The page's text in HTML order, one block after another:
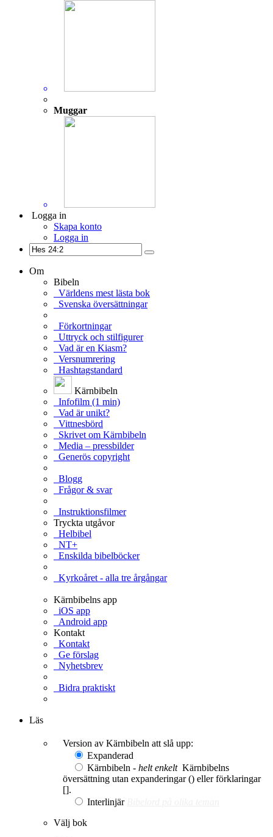
Muggar
Logga in
Skapa konto
Logga in
Om
Bibeln
Världens mest lästa bok
Svenska översättningar
Förkortningar
Uttryck och stilfigurer
Vad är en Kiasm?
Versnumrering
Hashtagstandard
Kärnbibeln
Infofilm (1 min)
Vad är unikt?
Vittnesbörd
Skrivet om Kärnbibeln
Media – pressbilder
Generös copyright
Blogg
Frågor & svar
Instruktionsfilmer
Tryckta utgåvor
Helbibel
NT+
Enskilda bibelböcker
Kyrkoåret - alla tre årgångar
Kärnbibelns app
iOS app
Android app
Kontakt
Kontakt
Ge förslag
Nyhetsbrev
Bidra praktiskt
Läs
Version av Kärnbibeln att slå upp:
Expanderad
Kärnbibeln - helt enkelt Kärnbibelns
översättning utan expanderingar () eller förklaringar
[].
Interlinjär
Välj bok